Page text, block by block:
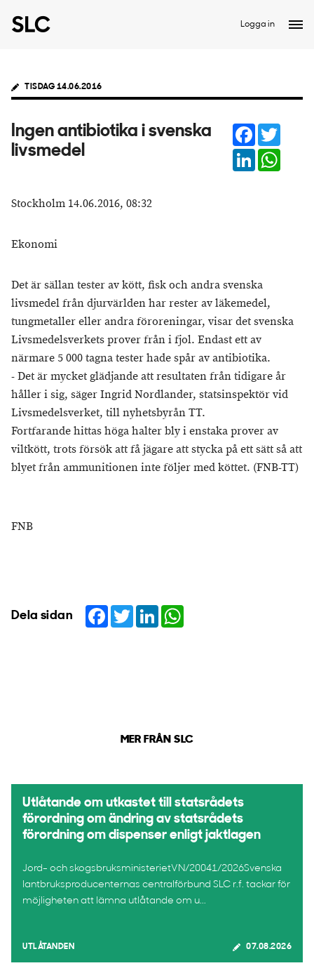
Logga in
TISDAG 14.06.2016
Ingen antibiotika i svenska
livsmedel
Facebook
LinkedIn
Stockholm 14.06.2016, 08:32
Ekonomi
Det är sällan tester av kött, fisk och andra svenska
livsmedel från djurvärlden har rester av läkemedel,
tungmetaller eller andra föroreningar, visar det svenska
Livsmedelsverkets prover från i fjol. Endast ett av
närmare 5 000 tagna tester hade spår av antibiotika.
- Det är mycket glädjande att resultaten från tidigare år
håller i sig, säger Ingrid Nordlander, statsinspektör vid
Livsmedelsverket, till nyhetsbyrån TT.
Fortfarande hittas höga halter bly i enstaka prover av
viltkött, trots försök att få jägare att stycka på ett sätt så att
blyet från ammunitionen inte följer med köttet. (FNB-TT)
FNB
Dela sidan Facebook
TwitterLinkedIn
MER FRÅN SLC
Utlåtande om utkastet till statsrådets
förordning om ändring av statsrådets
förordning om dispenser enligt jaktlagen
Jord- och skogsbruksministerietVN/20041/2026Svenska
lantbruksproducenternas centralförbund SLC r.f. tackar för
möjligheten att lämna utlåtande om u...
UTLÅTANDEN 07.08.2026